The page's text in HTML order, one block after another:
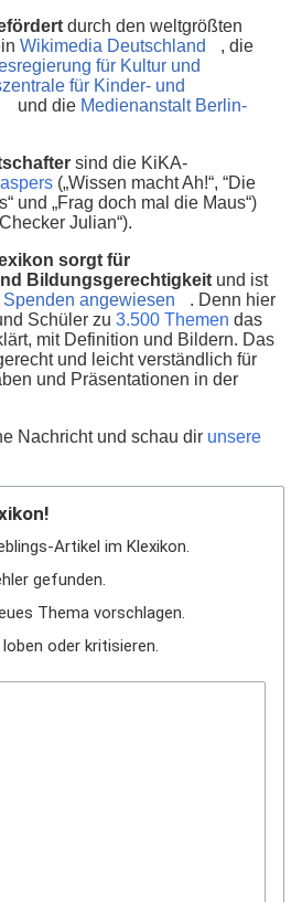
durch den weltgrößten
Wikimedia Deutschland
, die
für Kultur und
für Kinder- und
und die Medienanstalt Berlin-
sind die KiKA-
(„Wissen macht Ah!“, “Die
und „Frag doch mal die Maus“)
Julian“).
sorgt für
Bildungsgerechtigkeit und ist
Spenden angewiesen
. Denn hier
Schüler zu 3.500 Themen das
mit Definition und Bildern. Das
und leicht verständlich für
und Präsentationen in der
Nachricht und schau dir unsere
Artikel im Klexikon.
gefunden.
Thema vorschlagen.
oder kritisieren.